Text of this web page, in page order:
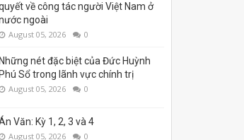
về công tác người Việt Nam ở
ngoài
August 05, 2026 0
Những nét đặc biệt của Đức Huỳnh
Phú Sổ trong lãnh vực chính trị
August 05, 2026 0
Văn: Kỳ 1, 2, 3 và 4
August 05, 2026 0